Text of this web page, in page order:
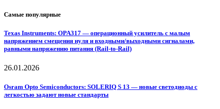
Самые популярные
Texas Instruments: OPA317 — операционный усилитель с малым
напряжением смещения нуля и входными/выходными сигналами,
равными напряжению питания (Rail-to-Rail)
26.01.2026
Osram Opto Semiconductors: SOLERIQ S 13 — новые светодиоды с
легкостью задают новые стандарты